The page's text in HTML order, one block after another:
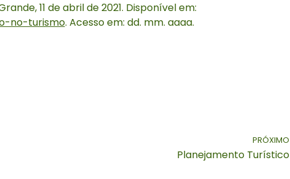
11 de abril de 2021. Disponível em:
no-turismo. Acesso em: dd. mm. aaaa.
PRÓXIMO
Planejamento Turístico